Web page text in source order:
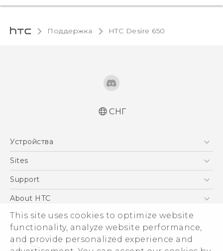
This site uses cookies to optimize website
functionality, analyze website performance,
and provide personalized experience and
Поддержка HTC Desire 650‎
Русский - Руководство пользователя
Қазақ - Пайдаланушы нұсқаулығы
СНГ
Устройства
5G
EXODUS
VIVE
Sites
HTC Dev
Support
ПОДДЕРЖКА
About HTC
ESG
Инвестирование
Политика конфиденциальности